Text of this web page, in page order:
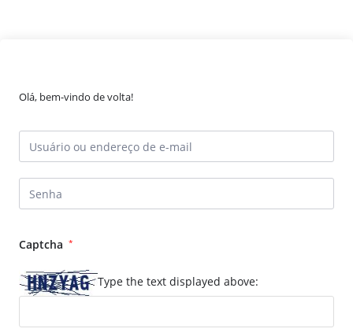
Olá, bem-vindo de volta!
Captcha *
Type the text displayed above: